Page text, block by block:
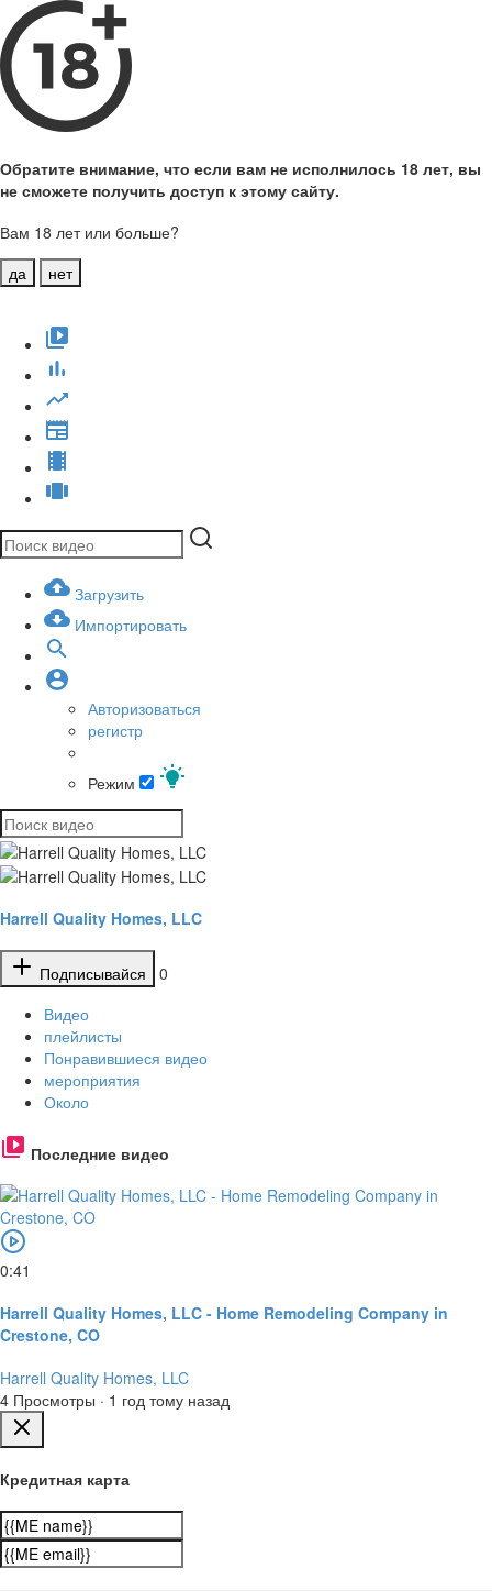
Обратите внимание, что если вам не исполнилось 18 лет, вы
не сможете получить доступ к этому сайту.
Вам 18 лет или больше?
да
нет
Загрузить
Импортировать
Авторизоваться
регистр
Режим
Harrell Quality Homes, LLC
Подписывайся
0
Видео
плейлисты
Понравившиеся видео
мероприятия
Около
Последние видео
0:41
Harrell Quality Homes, LLC - Home Remodeling Company in
Crestone, CO
Harrell Quality Homes, LLC
4 Просмотры · 1 год тому назад
Кредитная карта